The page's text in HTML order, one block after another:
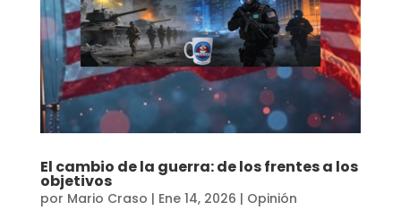
El cambio de la guerra: de los frentes a los
objetivos
por Mario Craso | Ene 14, 2026 | Opinión